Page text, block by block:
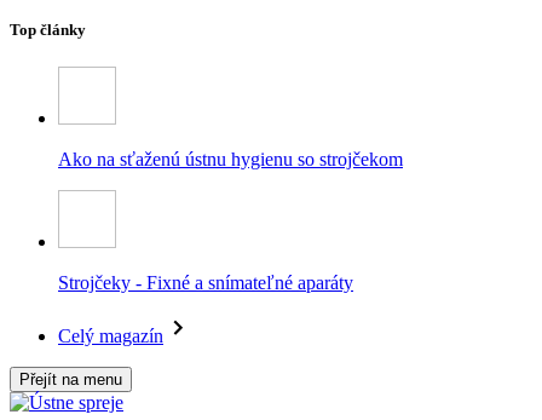
Top články
Ako na sťaženú ústnu hygienu so strojčekom
Strojčeky - Fixné a snímateľné aparáty
Celý magazín
Přejít na menu